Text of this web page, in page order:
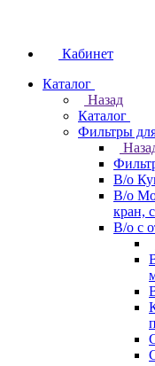
Кабинет
Каталог
Назад
Каталог
Фильтры
В/о
В/о
кран,
В/о с